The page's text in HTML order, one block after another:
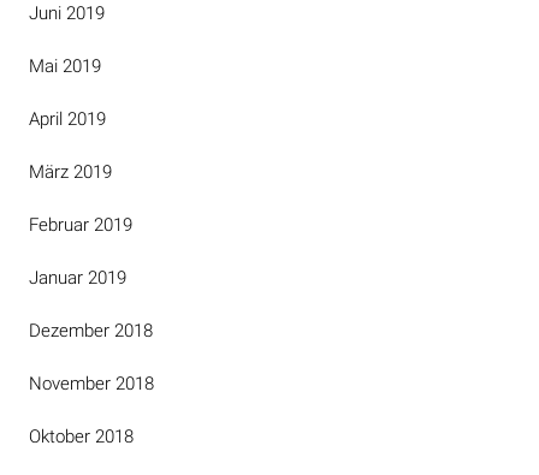
Juni 2019
Mai 2019
April 2019
März 2019
Februar 2019
Januar 2019
Dezember 2018
November 2018
Oktober 2018